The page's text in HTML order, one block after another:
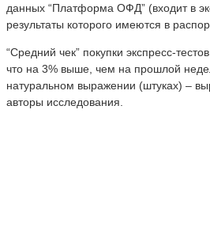
данных “Платформа ОФД” (входит в
результаты которого имеются в
“Средний чек” покупки экспресс-
что на 3% выше, чем на прошлой
натуральном выражении (штуках) –
авторы исследования.